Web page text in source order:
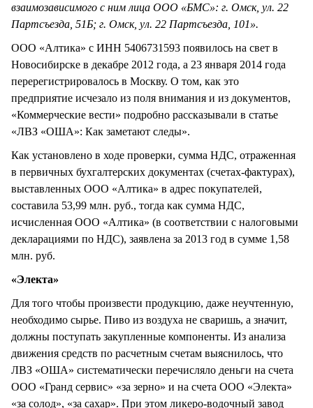
взаимозависимого с ним лица ООО «БМС»: г. Омск, ул. 22
Партсъезда, 51Б; г. Омск, ул. 22 Партсъезда, 101».
ООО «Алтика» с ИНН 5406731593 появилось на свет в
Новосибирске в декабре 2012 года, а 23 января 2014 года
перерегистрировалось в Москву. О том, как это
предприятие исчезало из поля внимания и из документов,
«Коммерческие вести» подробно рассказывали в статье
«ЛВЗ «ОША»: Как заметают следы».
Как установлено в ходе проверки, сумма НДС, отраженная
в первичных бухгалтерских документах (счетах-фактурах),
выставленных ООО «Алтика» в адрес покупателей,
составила 53,99 млн. руб., тогда как сумма НДС,
исчисленная ООО «Алтика» (в соответствии с налоговыми
декларациями по НДС), заявлена за 2013 год в сумме 1,58
млн. руб.
«Электа»
Для того чтобы произвести продукцию, даже неучтенную,
необходимо сырье. Пиво из воздуха не сваришь, а значит,
должны поступать закупленные компоненты. Из анализа
движения средств по расчетным счетам выяснилось, что
ЛВЗ «ОША» систематически перечисляло деньги на счета
ООО «Гранд сервис» «за зерно» и на счета ООО «Электа»
«за солод», «за сахар». При этом ликеро-водочный завод